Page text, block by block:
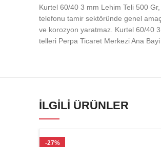
Kurtel 60/40 3 mm Lehim Teli 500
telefonu tamir sektöründe genel
ve korozyon yaratmaz. Kurtel 60/40
telleri Perpa Ticaret Merkezi Ana
İLGILI ÜRÜNLER
-27%